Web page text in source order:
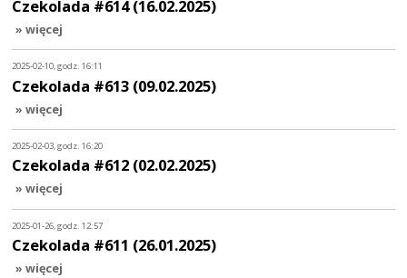
Czekolada #614 (16.02.2025)
» więcej
2025-02-10, godz. 16:11
Czekolada #613 (09.02.2025)
» więcej
2025-02-03, godz. 16:20
Czekolada #612 (02.02.2025)
» więcej
2025-01-26, godz. 12:57
Czekolada #611 (26.01.2025)
» więcej